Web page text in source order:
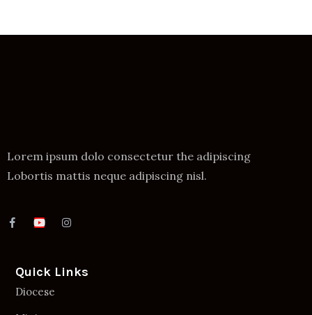
Lorem ipsum dolo consectetur the adipiscing
Lobortis mattis neque adipiscing nisl.
Quick Links
Diocese